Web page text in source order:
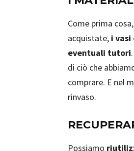
Come prima
acquistate, i
eventuali tutori
di ciò che
comprare. E nel
rinvaso.
Possiamo